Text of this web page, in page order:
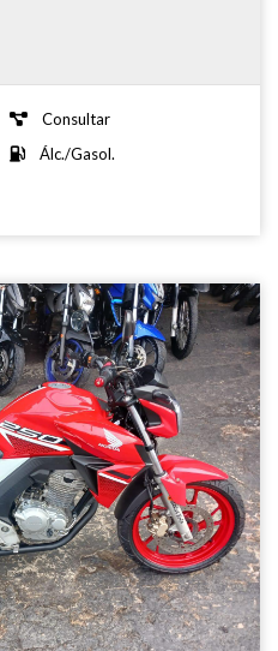
Consultar
Álc./Gasol.